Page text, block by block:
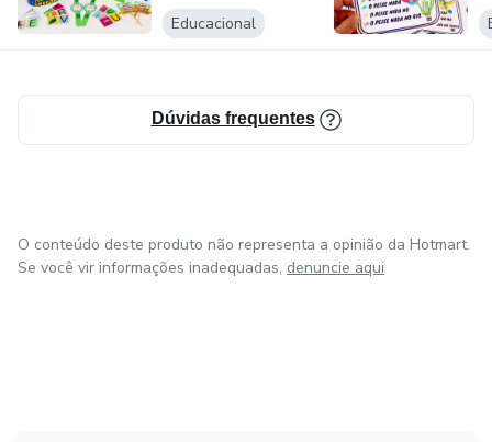
Educacional
Dúvidas frequentes
O conteúdo deste produto não representa a opinião da Hotmart.
Se você vir informações inadequadas, denuncie aqui